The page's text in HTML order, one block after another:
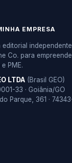
EMPRESA
editorial
Co. para
PME.
LTDA (Brasil GEO)
33 · Goiânia/GO
Parque, 361 ·